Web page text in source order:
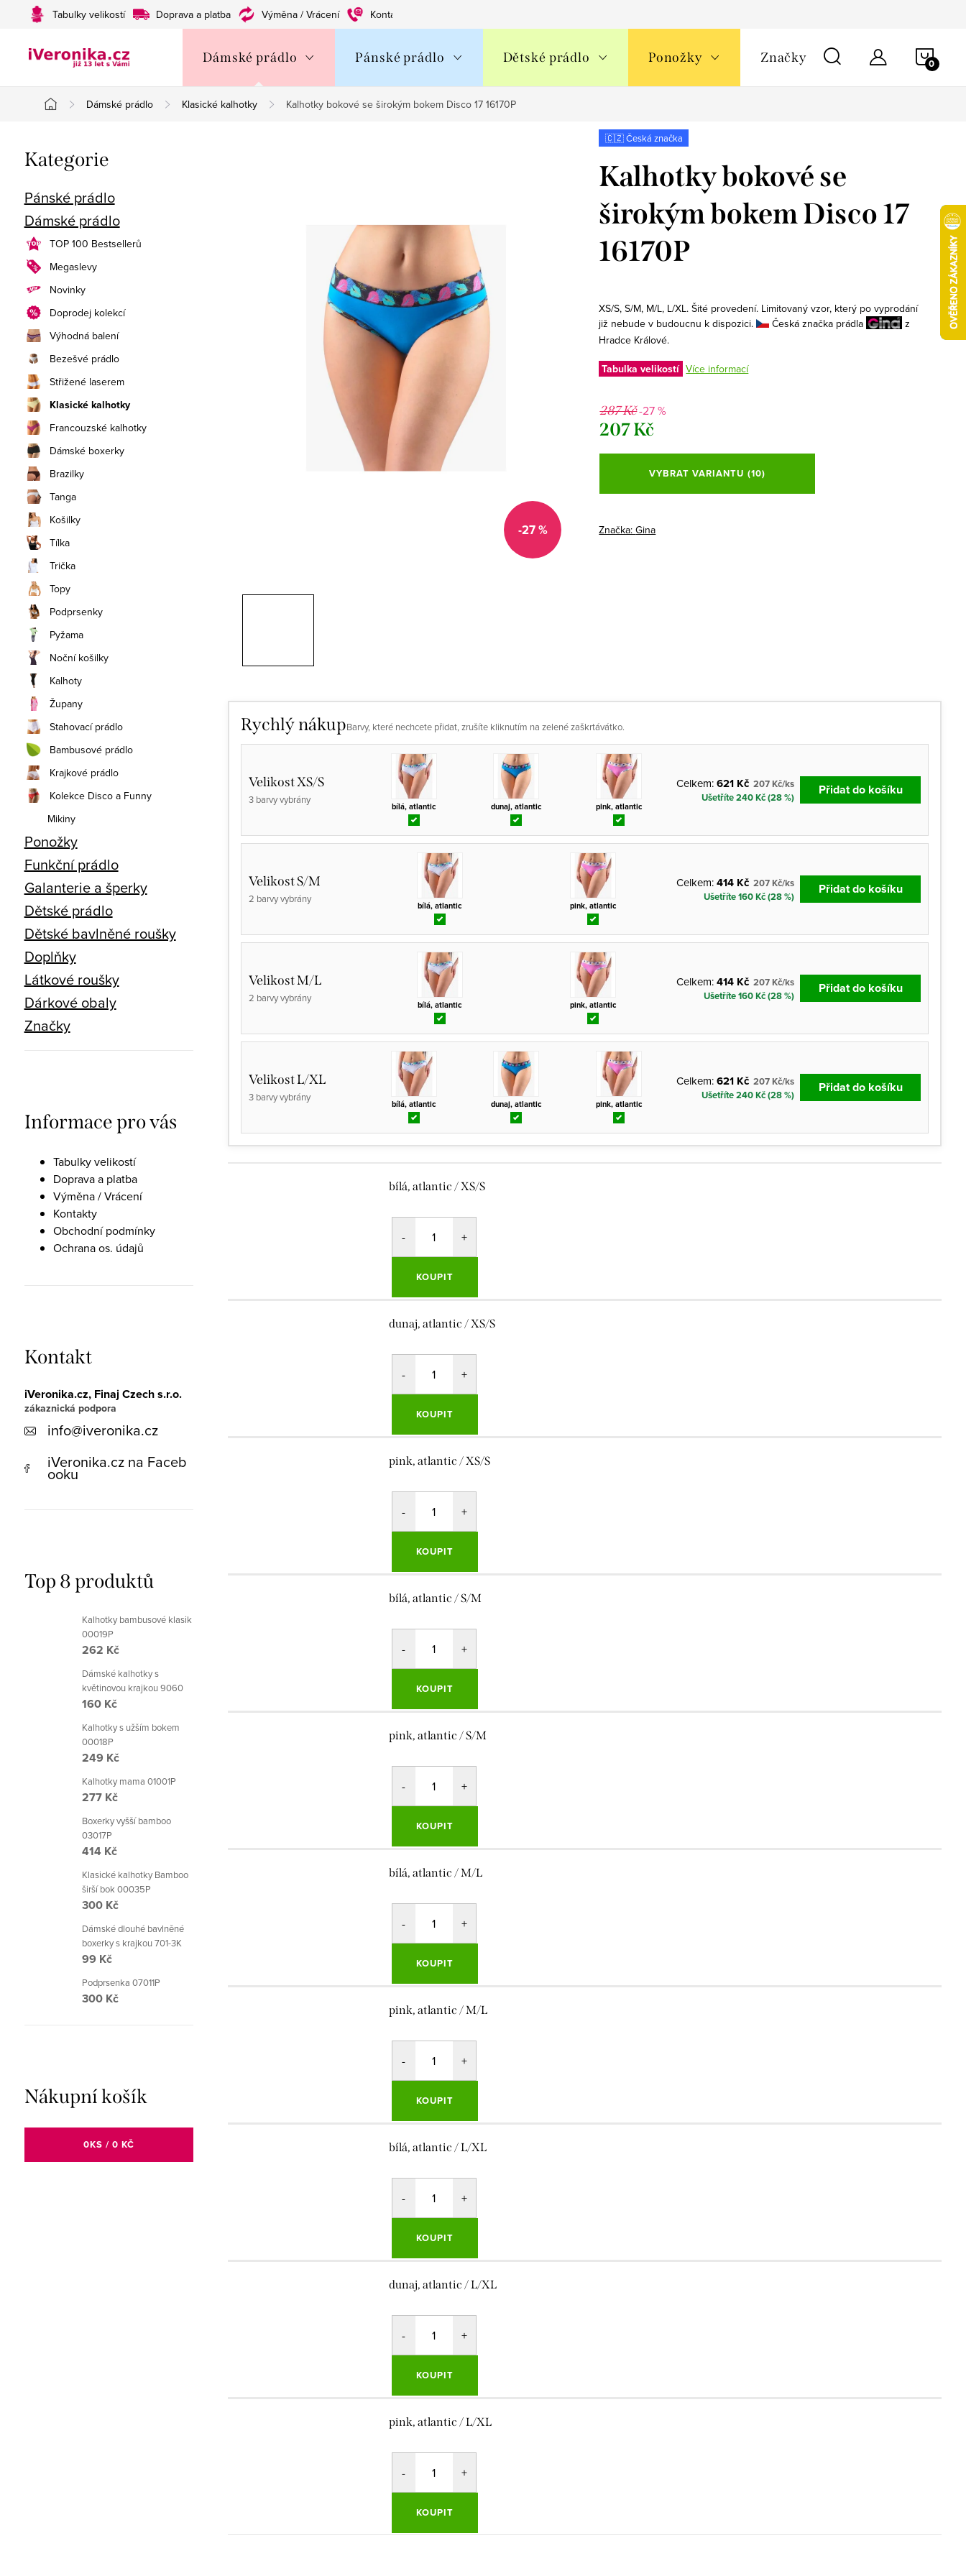
Tabulky velikostí Doprava a platba Výměna / Vrácení Kontakty
Dámské prádlo Pánské prádlo Dětské prádlo Ponožky Značky
Domů
Dámské prádlo Klasické kalhotky Kalhotky bokové se širokým bokem Disco 17 16170P
o
s
t
r
a
n
n
í
p
a
n
e
l
Přeskočit
kategorie
Kategorie
Pánské prádlo
Dámské prádlo
TOP 100 Bestsellerů
Megaslevy
Novinky
Doprodej kolekcí
Výhodná balení
Bezešvé prádlo
Střižené laserem
Klasické kalhotky
Francouzské kalhotky
Dámské boxerky
Brazilky
Tanga
Košilky
Tílka
Trička
Topy
Podprsenky
Pyžama
Noční košilky
Kalhoty
Župany
Stahovací prádlo
Bambusové prádlo
Krajkové prádlo
Kolekce Disco a Funny
Mikiny
Ponožky
Funkční prádlo
Galanterie a šperky
Dětské prádlo
Dětské bavlněné roušky
Doplňky
Látkové roušky
Dárkové obaly
Značky
Informace pro vás
Tabulky velikostí
Doprava a platba
Výměna / Vrácení
Kontakty
Obchodní podmínky
Ochrana os. údajů
Kontakt
iVeronika.cz, Finaj Czech s.r.o.
info@iveronika.cz
iVeronika.cz na Faceb
ooku
Top 8 produktů
Kalhotky bambusové klasik
00019P
262 Kč
Dámské kalhotky s
květinovou krajkou 9060
160 Kč
Kalhotky s užším bokem
00018P
249 Kč
Kalhotky mama 01001P
277 Kč
Boxerky vyšší bamboo
03017P
414 Kč
Klasické kalhotky Bamboo
širší bok 00035P
300 Kč
Dámské dlouhé bavlněné
boxerky s krajkou 701-3K
99 Kč
Podprsenka 07011P
300 Kč
Nákupní košík
0KS / 0 KČ
-27 %
🇨🇿 Česká značka
Kalhotky bokové se
širokým bokem Disco 17
16170P
XS/S, S/M, M/L, L/XL. Šité provedení. Limitovaný vzor, který po vyprodání
již nebude v budoucnu k dispozici.
Česká značka prádla
z
Hradce Králové.
Tabulka velikostí Více informací
287 Kč-27 %
207 Kč
Měrná
VYBRAT VARIANTU (10)
Značka:Gina
Rychlý nákupBarvy, které nechcete přidat, zrušíte kliknutím na zelené zaškrtávátko.
Velikost XS/S
3 barvy vybrány
bílá, atlantic dunaj, atlantic pink, atlantic
Celkem:621 Kč 207 Kč/ks
Ušetříte 240 Kč (28 %)
Přidat do košíku
Velikost S/M
2 barvy vybrány
bílá, atlantic pink, atlantic
Celkem:414 Kč 207 Kč/ks
Ušetříte 160 Kč (28 %)
Přidat do košíku
Velikost M/L
2 barvy vybrány
bílá, atlantic pink, atlantic
Celkem:414 Kč 207 Kč/ks
Ušetříte 160 Kč (28 %)
Přidat do košíku
Velikost L/XL
3 barvy vybrány
bílá, atlantic dunaj, atlantic pink, atlantic
Celkem:621 Kč 207 Kč/ks
Ušetříte 240 Kč (28 %)
Přidat do košíku
bílá, atlantic / XS/S
KOUPIT
dunaj, atlantic / XS/S
KOUPIT
pink, atlantic / XS/S
KOUPIT
bílá, atlantic / S/M
KOUPIT
pink, atlantic / S/M
KOUPIT
bílá, atlantic / M/L
KOUPIT
pink, atlantic / M/L
KOUPIT
bílá, atlantic / L/XL
KOUPIT
dunaj, atlantic / L/XL
KOUPIT
pink, atlantic / L/XL
KOUPIT